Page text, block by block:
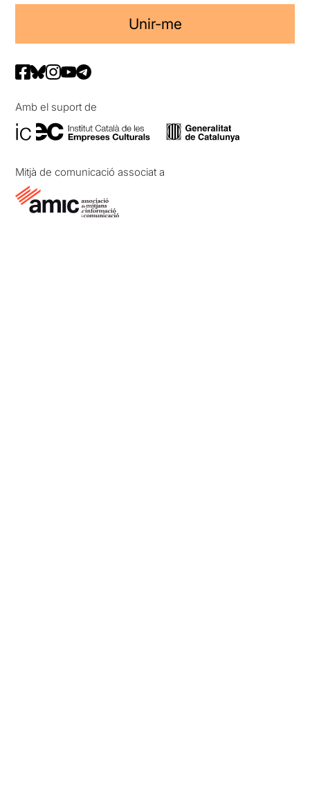
Unir-me
Amb el suport de
Mitjà de comunicació associat a